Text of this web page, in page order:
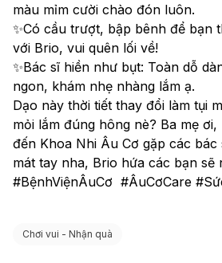
màu mỉm cười chào đón luôn.
✨Có cầu trượt, bập bênh để bạn
với Brio, vui quên lối về!
✨Bác sĩ hiền như bụt: Toàn dỗ
ngon, khám nhẹ nhàng lắm ạ.
Dạo này thời tiết thay đổi làm tụi
mỏi lắm đúng hông nè? Ba mẹ
đến Khoa Nhi Âu Cơ gặp các bác
mát tay nha, Brio hứa các bạn sẽ
#BệnhViệnÂuCơ  #ÂuCơCare
Chơi vui - Nhận quà